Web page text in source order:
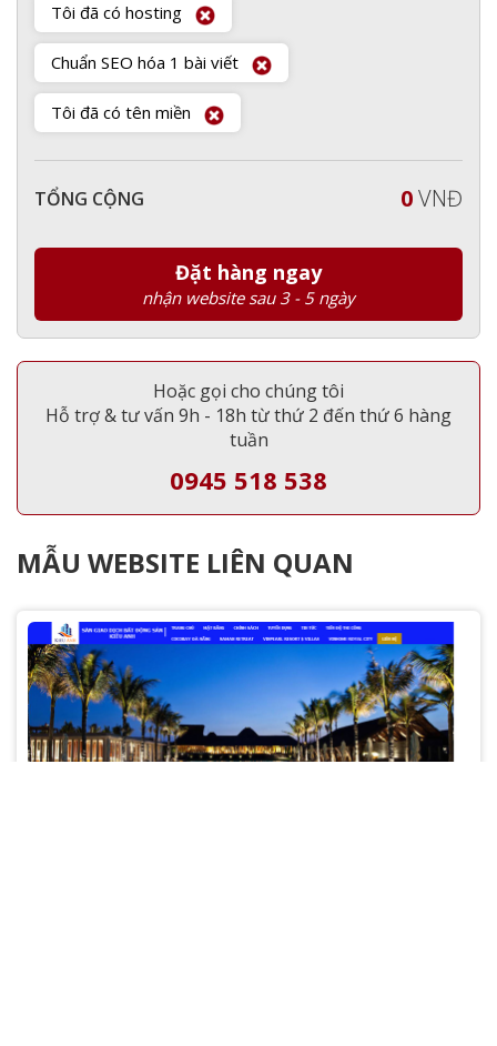
Tôi đã có hosting
Chuẩn SEO hóa 1 bài viết
Tôi đã có tên miền
TỔNG CỘNG 0VNĐ
Đặt hàng ngay
nhận website sau 3 - 5 ngày
Hoặc gọi cho chúng tôi
Hỗ trợ & tư vấn 9h - 18h từ thứ 2 đến thứ 6 hàng
tuần
0945 518 538
MẪU WEBSITE LIÊN QUAN